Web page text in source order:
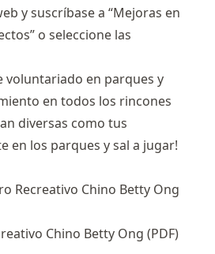
y suscríbase a “Mejoras en
o seleccione las
voluntariado en parques y
en todos los rincones
diversas como tus
en los parques y sal a jugar!
Recreativo Chino Betty Ong
Chino Betty Ong (PDF)